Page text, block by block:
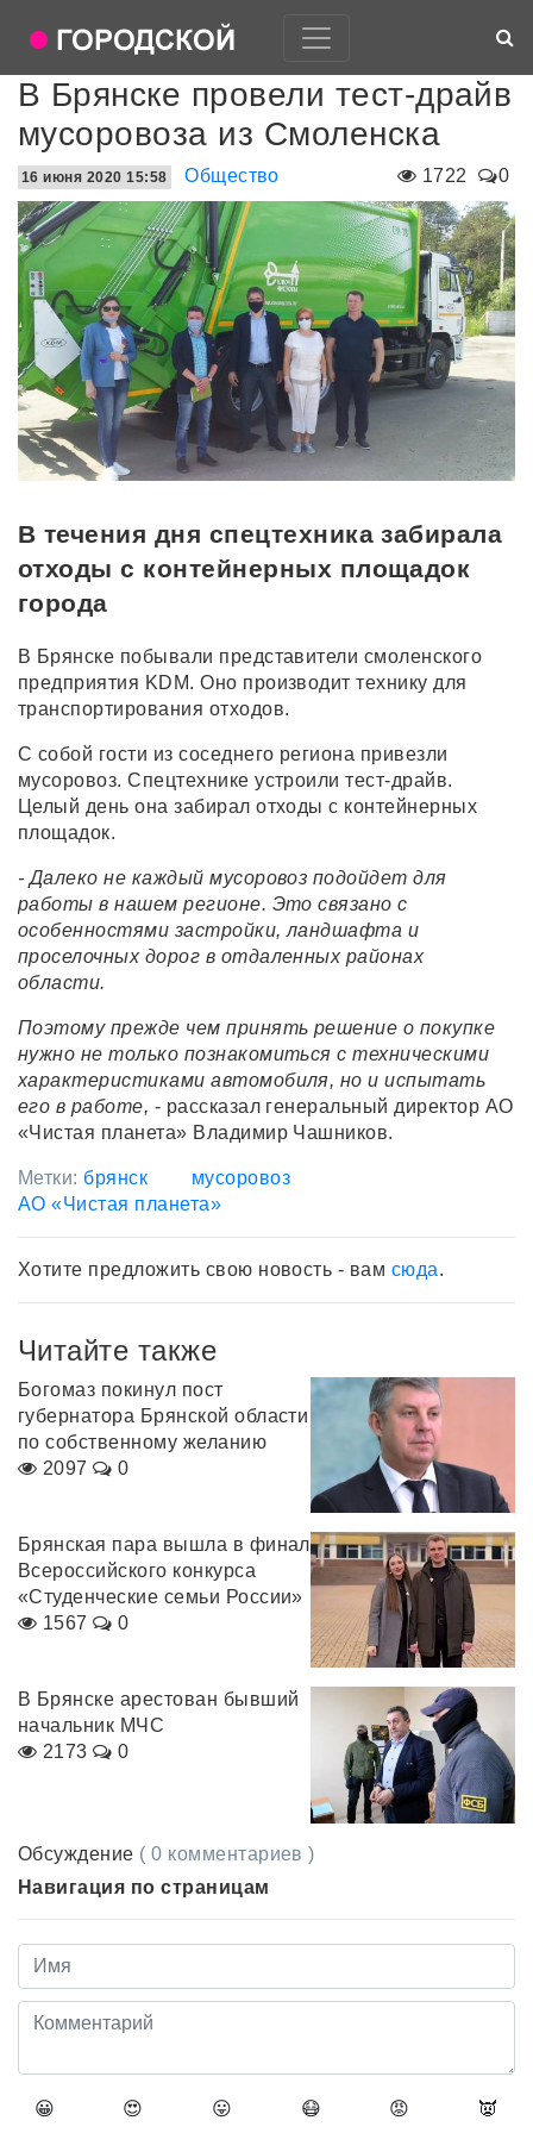
В Брянске провели тест-драйв
мусоровоза из Смоленска
1722 0
16 июня 2020 15:58 Общество
В течения дня спецтехника забирала
отходы с контейнерных площадок
города
В Брянске побывали представители смоленского
предприятия KDM. Оно производит технику для
транспортирования отходов.
С собой гости из соседнего региона привезли
мусоровоз. Спецтехнике устроили тест-драйв.
Целый день она забирал отходы с контейнерных
площадок.
- Далеко не каждый мусоровоз подойдет для
работы в нашем регионе. Это связано с
особенностями застройки, ландшафта и
проселочных дорог в отдаленных районах
области.
Поэтому прежде чем принять решение о покупке
нужно не только познакомиться с техническими
характеристиками автомобиля, но и испытать
его в работе, - рассказал генеральный директор АО
«Чистая планета» Владимир Чашников.
Метки: брянск
мусоровоз
АО «Чистая планета»
Хотите предложить свою новость - вам сюда.
Читайте также
Богомаз покинул пост
губернатора Брянской области
по собственному желанию
2097
0
Брянская пара вышла в финал
Всероссийского конкурса
«Студенческие семьи России»
1567
0
В Брянске арестован бывший
начальник МЧС
2173
0
Обсуждение ( 0 комментариев )
Навигация по страницам
😀 😍 😛 😷 😡 👿